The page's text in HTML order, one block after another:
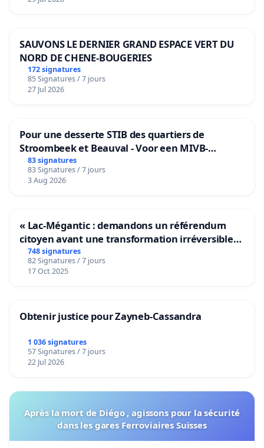
l'une à l'autre , sachant que nous avons déjà tous les
outils pour mener à bien cette sélection.
Jean KERFRIDEN
Président puis Vice Président du Chatelet Canin Club
(utilisation) depuis 30 ans
Conducteur de 4 chiens en Ring 3 dont 3 Beaucerons
Juge SCC (morphologie) depuis 15 ans
C.R.U Club des Amis du Beauceron
SAUVONS LE DERNIER GRAND ESPACE VERT DU
NORD DE CHENE-BOUGERIES
172 signatures
85 Signatures / 7 jours
27 Jul 2026
Pour une desserte STIB des quartiers de
Stroombeek et Beauval - Voor een MIVB-
bediening van de wijken Strombeek en Het
Voor
83 signatures
83 Signatures / 7 jours
3 Aug 2026
« Lac-Mégantic : demandons un référendum
citoyen avant une transformation irréversible
de notre territoire »
748 signatures
82 Signatures / 7 jours
17 Oct 2025
Obtenir justice pour Zayneb-Cassandra
1 036 signatures
57 Signatures / 7 jours
22 Jul 2026
Après la mort de Diégo , agissons pour la sécurité
dans les gares Ferroviaires Suisses